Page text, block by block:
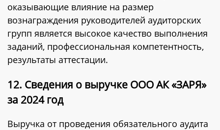
оказывающие влияние на размер
вознаграждения руководителей аудиторских
групп является высокое качество выполнения
заданий, профессиональная компетентность,
результаты аттестации.
12. Сведения о выручке ООО АК «ЗАРЯ»
за 2024 год
Выручка от проведения обязательного аудита